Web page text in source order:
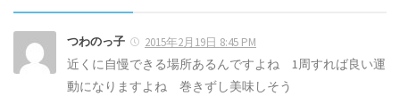
つわのっ子 2015年2月19日 8:45 PM
近くに自慢できる場所あるんですよね 1周すれば良い運
動になりますよね 巻きずし美味しそう